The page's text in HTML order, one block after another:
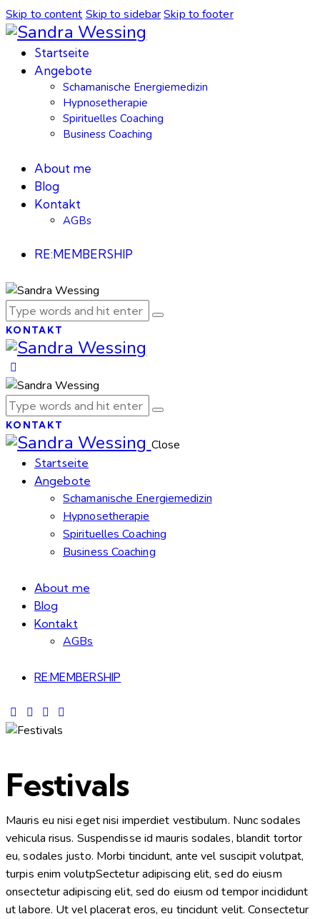
Skip to content Skip to sidebarSkip to footer
Startseite
Angebote
Schamanische Energiemedizin
Hypnosetherapie
Spirituelles Coaching
Business Coaching
About me
Blog
Kontakt
AGBs
RE:MEMBERSHIP
KONTAKT
KONTAKT
Close
Startseite
Angebote
Schamanische Energiemedizin
Hypnosetherapie
Spirituelles Coaching
Business Coaching
About me
Blog
Kontakt
AGBs
RE:MEMBERSHIP
Festivals
Mauris eu nisi eget nisi imperdiet vestibulum. Nunc sodales
vehicula risus. Suspendisse id mauris sodales, blandit tortor
eu, sodales justo. Morbi tincidunt, ante vel suscipit volutpat,
turpis enim volutpSectetur adipiscing elit, sed do eiusm
onsectetur adipiscing elit, sed do eiusm od tempor incididunt
ut labore. Ut vel placerat eros, eu tincidunt velit. Consectetur